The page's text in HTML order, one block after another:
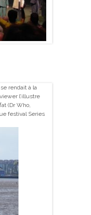
rendait à la
l’illustre
(Dr Who,
festival Series